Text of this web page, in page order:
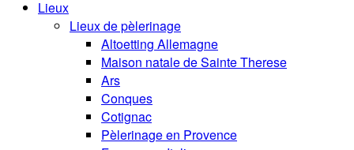
Lieux
Lieux de pèlerinage
Altoetting Allemagne
Maison natale de Sainte Therese
Ars
Conques
Cotignac
Pèlerinage en Provence